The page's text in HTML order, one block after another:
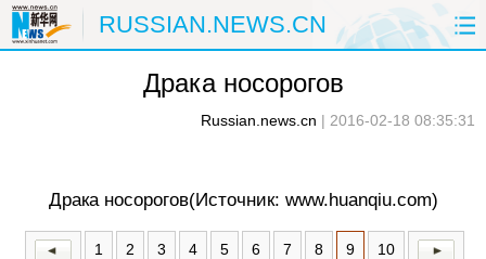
RUSSIAN.NEWS.CN
КИТАЙ
НАУКА ПРИРОДА КУЛЬТУРА
СПОРТ ЗДОРОВЬЕ ФОТОЛЕНТЫ
Драка носорогов
Russian.news.cn | 2016-02-18 08:35:31
Драка носорогов(Источник: www.huanqiu.com)
1 2 3 4 5 6 7 8 9 10